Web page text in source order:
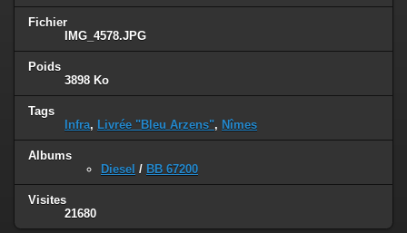
Fichier
IMG_4578.JPG
Poids
3898 Ko
Tags
Infra, Livrée "Bleu Arzens", Nîmes
Albums
Diesel / BB 67200
Visites
21680